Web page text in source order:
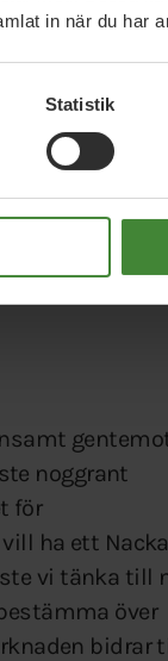
in när du har
Statistik
saknas. En
och mer
med rimlig
balans i
att
noggrant
för
ha ett Nacka
vi tänka till
över
bidrar